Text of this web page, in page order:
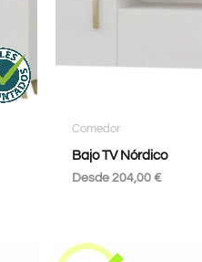
Comedor
Bajo TV Nórdico
Desde 204,00 €